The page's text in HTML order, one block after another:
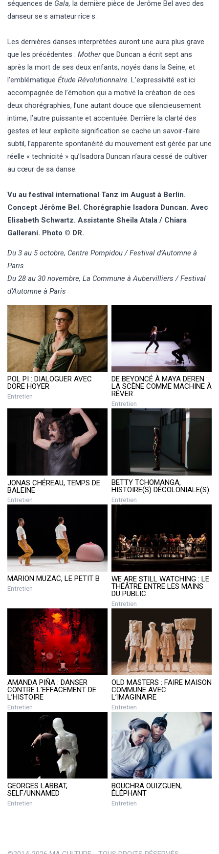
séquences de Gala, la dernière pièce de Jerôme Bel avec des
danseur·se·s amateur·rice·s.
Les dernières danses interprétées auront une aura plus grave
que les précédentes : Motherque Duncan a écrit sept ans
après la mort de ses deux enfants, noyés dans la Seine, et
l’emblématique Étude Révolutionnaire. L’expressivité est ici
accompagnée de l’émotion qui a motivé la création de ces
deux chorégraphies, l’une autant douce que silencieusement
intime, l’autre puissante et accentuée. Derrière la clarté des
gestes et leur explicite signification se cache un savoir-faire
subtil, l’apparente spontanéité du mouvement est gérée par une
réelle « technicité » qu’Isadora Duncan n’aura cessé de cultiver
au cœur de sa danse.
Vu au festival international Tanz im August à Berlin.
Concept Jérôme Bel. Chorégraphie Isadora Duncan. Avec
Elisabeth Schwartz. Assistante Sheila Atala / Chiara
Gallerani. Photo © DR.
Du 3 au 5 octobre, Centre Pompidou / Festival d’Automne à
Paris
Du 28 au 30 novembre, La Commune à Aubervilliers / Festival
d’Automne à Paris
POL PI : DIALOGUER AVEC
DORE HOYER
Entretien
DE BEYONCÉ À MAYA DEREN :
LA SCÈNE COMME MACHINE À
RÊVER
Entretien
JONAS CHÉREAU, TEMPS DE
BALEINE
Entretien
BETTY TCHOMANGA,
HISTOIRE(S) DÉCOLONIALE(S)
Entretien
MARION MUZAC, LE PETIT B
Entretien
WE ARE STILL WATCHING : LE
THÉÂTRE ENTRE LES MAINS
DU PUBLIC
Entretien
AMANDA PIÑA : DANSER
CONTRE L’EFFACEMENT DE
L’HISTOIRE
Entretien
OLD MASTERS : FAIRE MAISON
COMMUNE AVEC
L’IMAGINAIRE
Entretien
GEORGES LABBAT,
SELF/UNNAMED
Entretien
BOUCHRA OUIZGUEN,
ÉLÉPHANT
Entretien